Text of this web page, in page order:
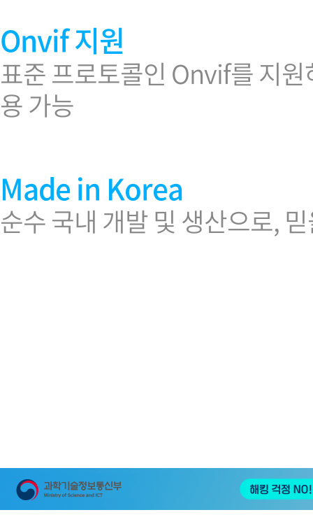
Onvif 지원
표준 프로토콜인 Onvif를 지
용 가능
Made in Korea
순수 국내 개발 및 생산으로,